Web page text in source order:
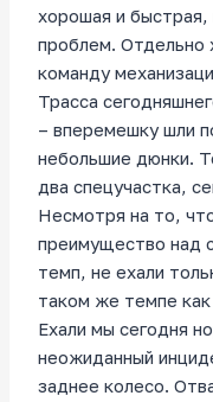
хорошая и
проблем. Отдельно
команду
Трасса
– вперемешку шли
небольшие дюнки.
два спецучастка,
Несмотря на то,
преимущество над
темп, не ехали
таком же темпе как
Ехали мы сегодня
неожиданный
заднее колесо.